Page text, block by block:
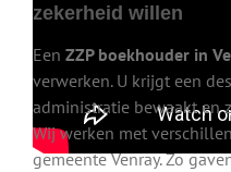
zekerheid willen
Een ZZP boekhouder in
verwerken. U krijgt een
administratie bewaakt en
Wij werken met
gemeente Venray. Zo